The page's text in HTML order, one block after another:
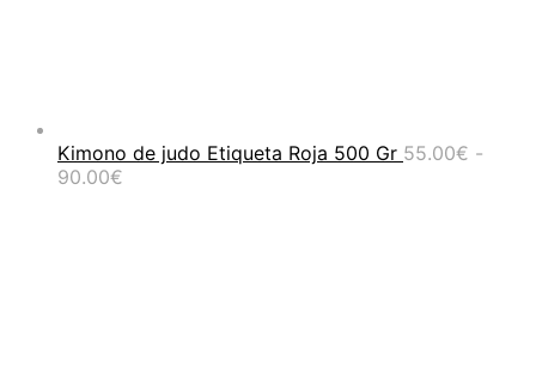
Kimono de judo Etiqueta Roja 500 Gr 55.00€ -
90.00€